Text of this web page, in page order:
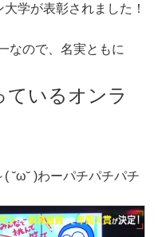
学が表彰されました！
なので、名実ともに
ているオンラ
˘ω˘ )わーパチパチパチ